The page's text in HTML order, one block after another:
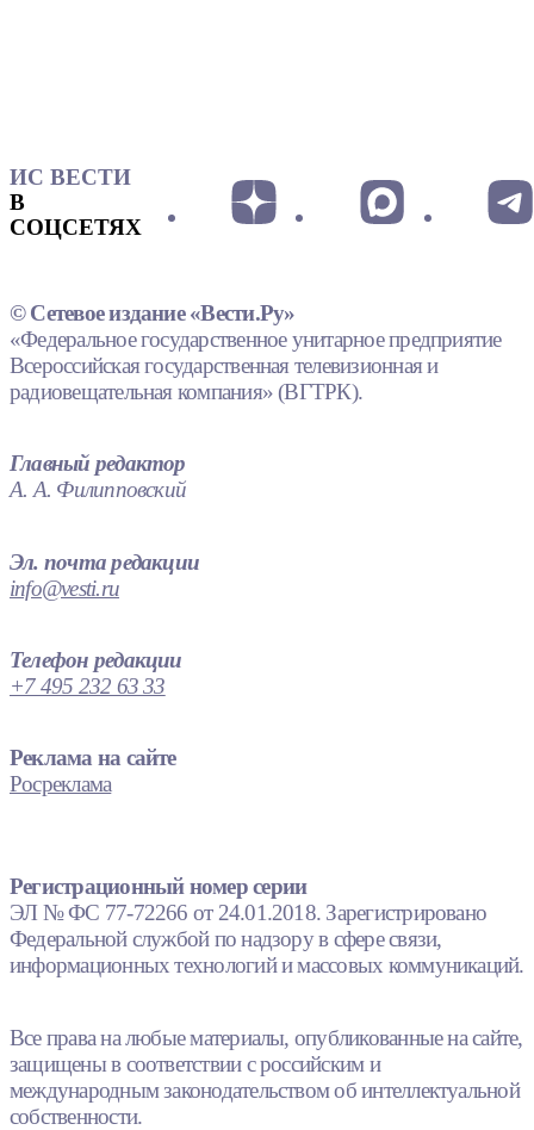
ИС ВЕСТИ
В
СОЦСЕТЯХ
© Сетевое издание «Вести.Ру»
«Федеральное государственное унитарное предприятие
Всероссийская государственная телевизионная и
радиовещательная компания» (ВГТРК).
Главный редактор
А. А. Филипповский
Эл. почта редакции
info@vesti.ru
Телефон редакции
+7 495 232 63 33
Реклама на сайте
Росреклама
Регистрационный номер серии
ЭЛ № ФС 77-72266 от 24.01.2018. Зарегистрировано
Федеральной службой по надзору в сфере связи,
информационных технологий и массовых коммуникаций.
Все права на любые материалы, опубликованные на сайте,
защищены в соответствии с российским и
международным законодательством об интеллектуальной
собственности.